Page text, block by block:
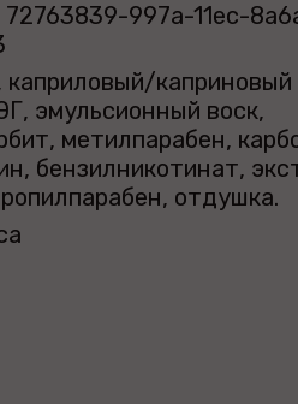
72763839-997a-11ec-
каприловый/каприновый
эмульсионный воск,
метилпарабен,
бензилникотинат,
отдушка.